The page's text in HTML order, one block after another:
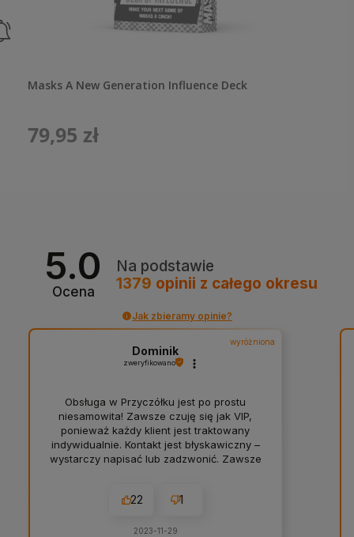
Masks A New Generation Influence Deck
79,95 zł
5.0
Ocena
Na podstawie
1379 opinii z całego okresu
Jak zbieramy opinie?
wyróżniona
Dominik
zweryfikowano
Obsługa w Przyczółku jest po prostu
niesamowita! Zawsze czuję się jak VIP,
ponieważ każdy klient jest traktowany
indywidualnie. Kontakt jest błyskawiczny –
wystarczy napisać lub zadzwonić. Zawsze
odwiedzić stoisko Przyczółku na licznych
22 1
2023-11-29